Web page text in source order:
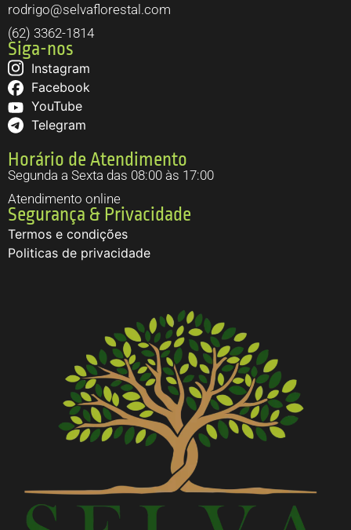
rodrigo@selvaflorestal.com
(62) 3362-1814
Siga-nos
Instagram
Facebook
YouTube
Telegram
Horário de Atendimento
Segunda a Sexta das 08:00 às 17:00
Atendimento online
Segurança & Privacidade
Termos e condições
Politicas de privacidade